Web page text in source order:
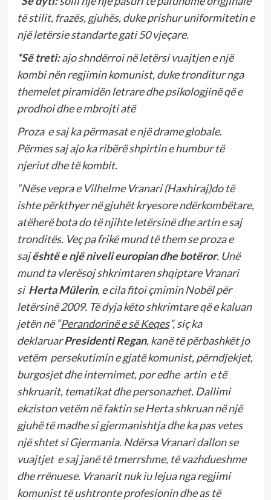
të stilit, frazës, gjuhës, duke prishur uniformitetin e
një letërsie standarte gati 50 vjeçare.
*Së treti:ajo shndërroi në letërsi vuajtjen e një
kombi nën regjimin komunist, duke tronditur nga
themelet piramidën letrare dhe psikologjinë që e
prodhoi dhe e mbrojti atë
Proza e saj ka përmasat e një drame globale.
Përmes saj ajo ka ribërë shpirtin e humbur të
njeriut dhe të kombit.
“Nëse vepra e Vilhelme Vranari (Haxhiraj)do të
ishte përkthyer në gjuhët kryesore ndërkombëtare,
atëherë bota do të njihte letërsinë dhe artin e saj
tronditës. Veç pa frikë mund të them se proza e
sajështë e një niveli europian dhe botëror. Unë
mund ta vlerësoj shkrimtaren shqiptare Vranari
si Herta Mülerin, e cila fitoi çmimin Nobël për
letërsinë 2009. Të dyja këto shkrimtare që e kaluan
jetën në “Perandorinë e së Keqes”, siç ka
deklaruarPresidenti Regan, kanë të përbashkët jo
vetëm persekutimin e gjatë komunist, përndjekjet,
burgosjet dhe internimet, por edhe artin e të
shkruarit, tematikat dhe personazhet. Dallimi
ekziston vetëm në faktin se Herta shkruan në një
gjuhë të madhe si gjermanishtja dhe ka pas vetes
një shtet si Gjermania. Ndërsa Vranari dallon se
vuajtjet e saj janë të tmerrshme, të vazhdueshme
dhe rrënuese. Vranarit nuk iu lejua nga regjimi
komunist të ushtronte profesionin dhe as të